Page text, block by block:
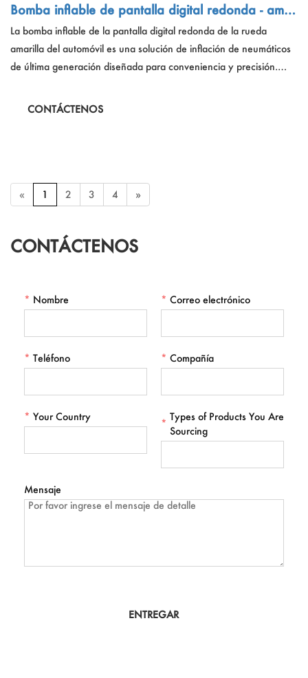
Bomba inflable de pantalla digital redonda - amar
illo
La bomba inflable de la pantalla digital redonda de la rueda
amarilla del automóvil es una solución de inflación de neumáticos
de última generación diseñada para conveniencia y precisión.
digital incorporada para monitorear la presión de los neumáticos y
CONTÁCTENOS
« 1 2 3 4 »
CONTÁCTENOS
* Nombre * Correo electrónico
* Teléfono * Compañía
* Your Country
*
Types of Products You Are
Sourcing
Mensaje
ENTREGAR